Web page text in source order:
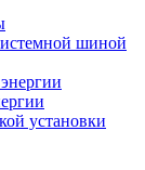
шиной
установки